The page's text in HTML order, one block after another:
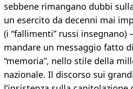
sebbene rimangano dubbi
un esercito da decenni mai
(i “fallimenti” russi insegnano)
mandare un messaggio fatto
“memoria”, nello stile della
nazionale. Il discorso sui